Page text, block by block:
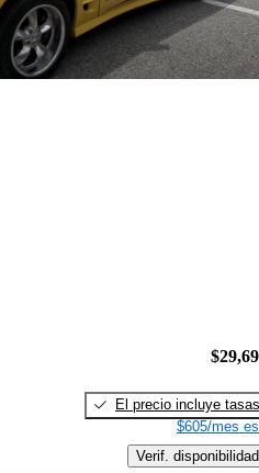
El precio incluye tasas
$605/mes
Verif. disponibilidad